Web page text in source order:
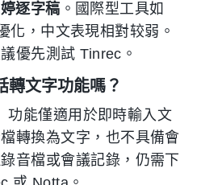
逐字稿 。國際型工具如
化，中文表現相對较弱。
優先測試 Tinrec。
轉文字功能嗎？
功能僅適用於即時輸入文
轉換為文字，也不具備會
音檔或會議記錄，仍需下